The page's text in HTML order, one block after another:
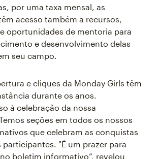
por uma taxa mensal, as
acesso também a recursos,
oportunidades de mentoria para
e desenvolvimento delas
seu campo.
e cliques da Monday Girls têm
durante os anos.
à celebração da nossa
seções em todos os nossos
que celebram as conquistas
participantes. "É um prazer para
boletim informativo”, revelou